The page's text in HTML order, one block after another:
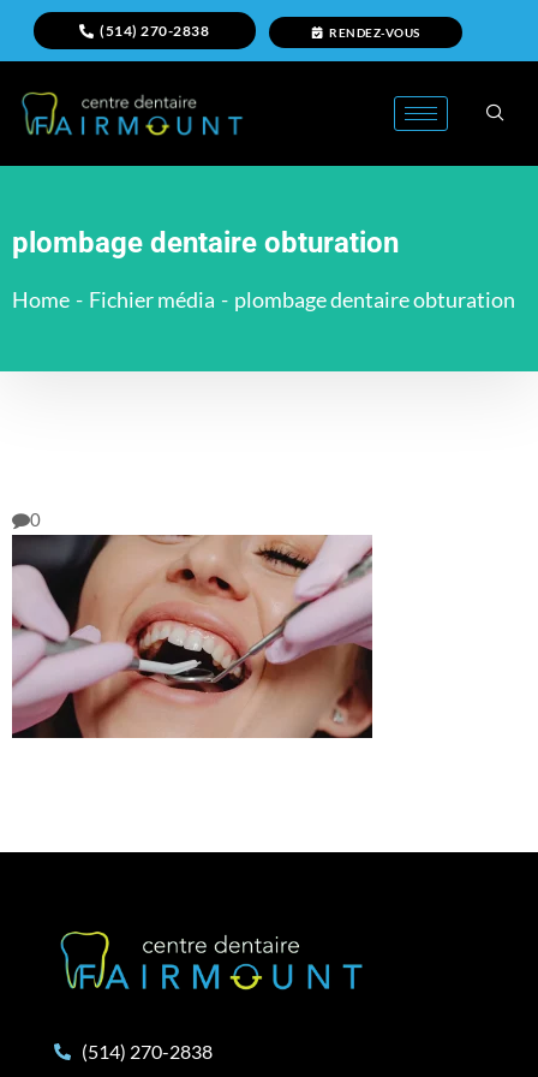
(514) 270-2838 RENDEZ-VOUS
plombage dentaire obturation
Home - Fichier média - plombage dentaire obturation
0
(514) 270-2838